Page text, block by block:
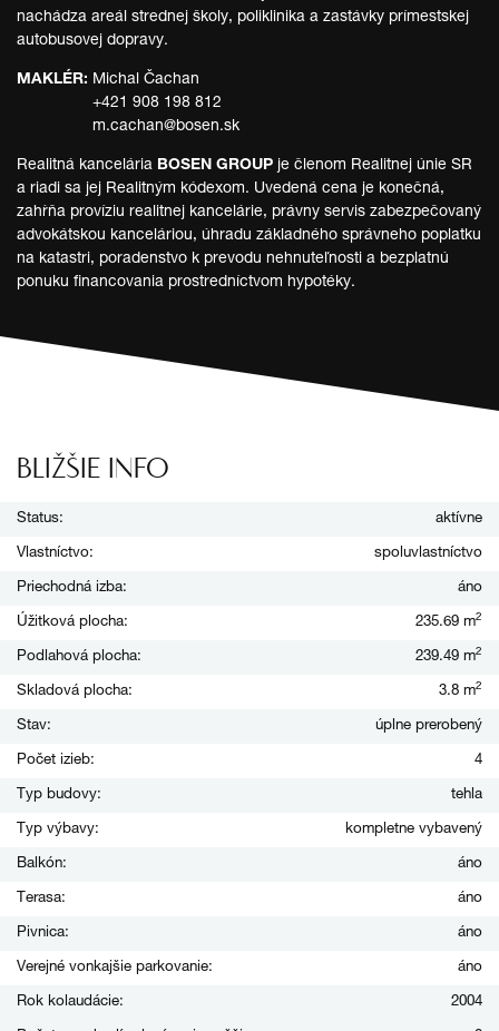
nachádza areál strednej školy, poliklinika a zastávky prímestskej
autobusovej dopravy.
MAKLÉR: Michal Čachan
+421 908 198 812
m.cachan@bosen.sk
Realitná kancelária BOSEN GROUP je členom Realitnej únie SR
a riadi sa jej Realitným kódexom. Uvedená cena je konečná,
zahŕňa províziu realitnej kancelárie, právny servis zabezpečovaný
advokátskou kanceláriou, úhradu základného správneho poplatku
na katastri, poradenstvo k prevodu nehnuteľnosti a bezplatnú
ponuku financovania prostredníctvom hypotéky.
BLIŽŠIE INFO
Status: aktívne
Vlastníctvo: spoluvlastníctvo
Priechodná izba: áno
Úžitková plocha: 235.69 m2
Podlahová plocha: 239.49 m2
Skladová plocha: 3.8 m2
Stav: úplne prerobený
Počet izieb: 4
Typ budovy: tehla
Typ výbavy: kompletne vybavený
Balkón: áno
Terasa: áno
Pivnica: áno
Verejné vonkajšie parkovanie: áno
Rok kolaudácie: 2004